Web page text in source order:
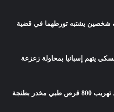
شخصين يشتبه تورطهما في قضية
يتهم إسبانيا بمحاولة زعزعة
بطنجة